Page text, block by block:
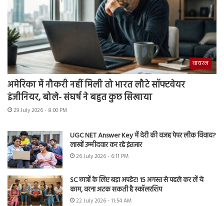
वायरल
अमेरिका में नौकरी नहीं मिली तो भारत लौटे सॉफ्टवेयर
इंजीनियर, बोले- संघर्ष ने बहुत कुछ सिखाया
29 July 2026 - 8:00 PM
UGC NET Answer Key में देरी की वजह पेपर लीक विवाद?
लाखों उम्मीदवार कर रहे इंतजार
26 July 2026 - 6:11 PM
SC छात्रों के लिए बड़ा अपडेट! 15 अगस्त से पहले कर लें ये
काम, वरना अटक सकती है स्कॉलरशिप
22 July 2026 - 11:54 AM